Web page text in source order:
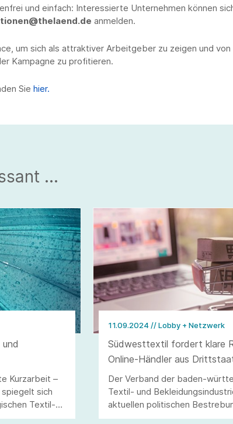
und einfach: Interessierte Unternehmen können
anmelden.
um sich als attraktiver Arbeitgeber zu zeigen und
Kampagne zu profitieren.
Sie hier.
...
Kurzarbeit –
sich
Textil-
11.09.2024 // Lobby + Netzwerk
Südwesttextil fordert klare
Online-Händler aus
Der Verband der baden-
Textil- und
aktuellen politischen
schärfere Kontrollen und